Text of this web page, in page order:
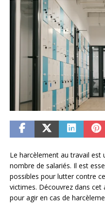
Le harcèlement au travail est
nombre de salariés. Il est
possibles pour lutter contre
victimes. Découvrez dans
pour agir en cas de